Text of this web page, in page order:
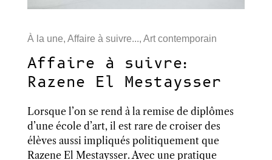
À la une, Affaire à suivre..., Art contemporain
Affaire à suivre:
Razene El Mestaysser
Lorsque l’on se rend à la remise de diplômes
d’une école d’art, il est rare de croiser des
élèves aussi impliqués politiquement que
Razene El Mestaysser. Avec une pratique